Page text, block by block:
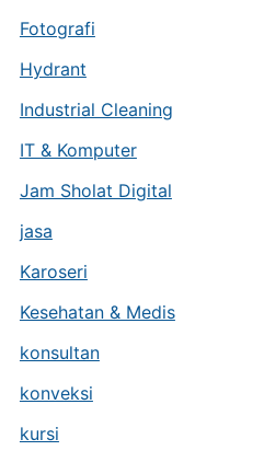
Fotografi
Hydrant
Industrial Cleaning
IT & Komputer
Jam Sholat Digital
jasa
Karoseri
Kesehatan & Medis
konsultan
konveksi
kursi